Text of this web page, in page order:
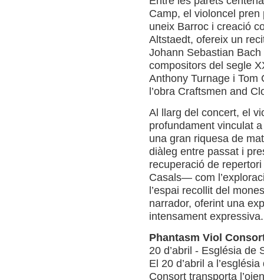
Camp, el violoncel
uneix Barroc i creació
Altstaedt, ofereix un
Johann Sebastian
compositors del segle
Anthony Turnage i Tom
l’obra Craftsmen and
Al llarg del concert, el
profundament vinculat
una gran riquesa de
diàleg entre passat i
recuperació de
Casals— com
l’espai recollit del
narrador, oferint una
intensament expressiva.
Phantasm Viol
20 d’abril - Església de
El 20 d’abril a
Consort transporta